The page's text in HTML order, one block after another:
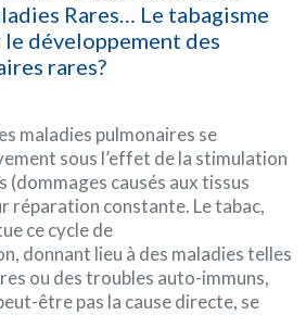
Rares… Le tabagisme
développement des
rares?
maladies pulmonaires se
sous l’effet de la stimulation
(dommages causés aux tissus
réparation constante. Le tabac,
ce cycle de
donnant lieu à des maladies telles
ou des troubles auto-immuns,
être pas la cause directe, se